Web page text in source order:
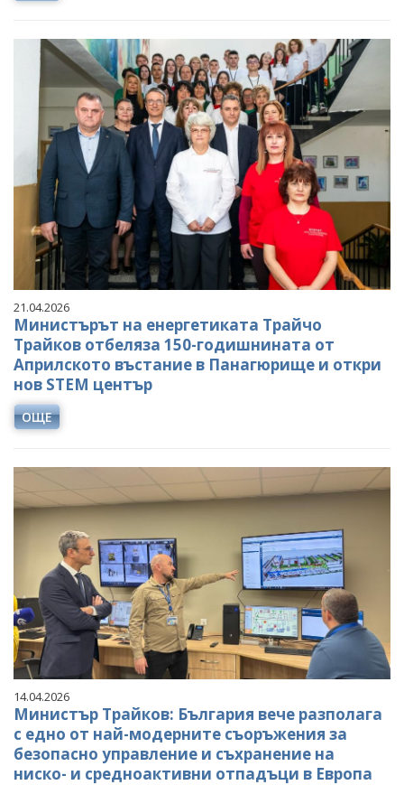
21.04.2026
Министърът на енергетиката Трайчо
Трайков отбеляза 150-годишнината от
Априлското въстание в Панагюрище и откри
нов STEM център
ОЩЕ
14.04.2026
Министър Трайков: България вече разполага
с едно от най-модерните съоръжения за
безопасно управление и съхранение на
ниско- и средноактивни отпадъци в Европа